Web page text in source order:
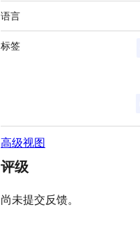
语言
标签
高级视图
评级
尚未提交反馈。